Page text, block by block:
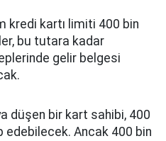
kredi kartı limiti 400 bin
bu tutara kadar
gelir belgesi
düşen bir kart sahibi, 400
edebilecek. Ancak 400 bin